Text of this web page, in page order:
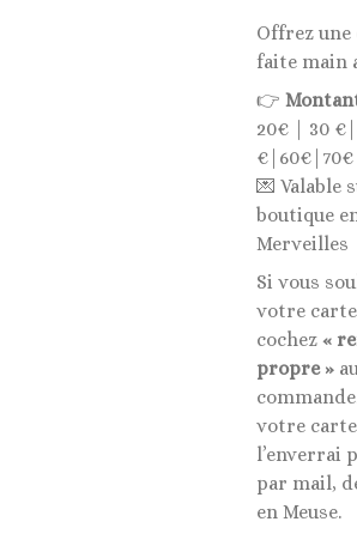
Offrez une
faite main
👉
20€ | 30
💌 Valable
boutique
Merveilles
Si vous
votre
cochez «
propre »
votre
l’enverrai
par mail,
en Meuse.